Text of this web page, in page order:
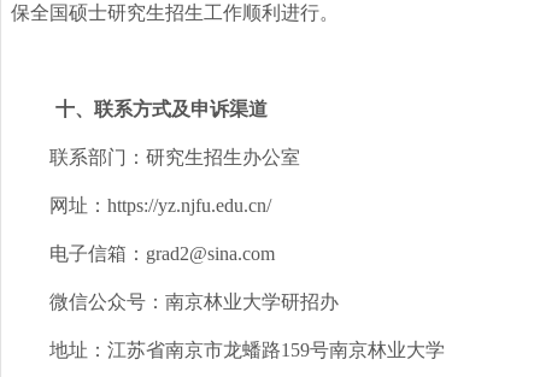
保全国硕士研究生招生工作顺利进行。
十、联系方式及申诉渠道
联系部门：研究生招生办公室
网址： https://yz.njfu.edu.cn/
电子信箱： grad2@sina.com
微信公众号：南京林业大学研招办
地址：江苏省南京市龙蟠路159号南京林业大学